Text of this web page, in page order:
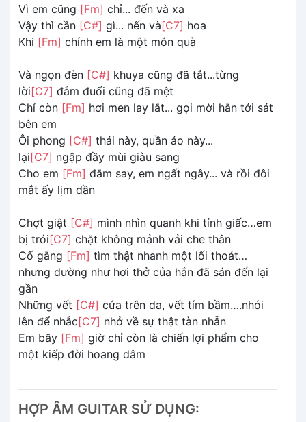
Vì em cũng [Fm] chỉ... đến và xa
Vậy thì cần [C#] gì... nến và[C7] hoa
Khi [Fm] chính em là một món quà
Và ngọn đèn [C#] khuya cũng đã tắt...từng
lời[C7] đắm đuối cũng đã mệt
Chỉ còn [Fm] hơi men lay lắt... gọi mời hắn tới sát
bên em
Ôi phong [C#] thái này, quần áo này...
lại[C7] ngập đầy mùi giàu sang
Cho em [Fm] đắm say, em ngất ngây... và rồi đôi
mắt ấy lịm dần
Chợt giật [C#] mình nhìn quanh khi tỉnh giấc…em
bị trói[C7] chặt không mảnh vải che thân
Cố gắng [Fm] tìm thật nhanh một lối thoát…
nhưng dường như hơi thở của hắn đã sán đến lại
gần
Những vết [C#] cứa trên da, vết tím bầm….nhói
lên để nhắc[C7] nhở về sự thật tàn nhẫn
Em bây [Fm] giờ chỉ còn là chiến lợi phẩm cho
một kiếp đời hoang dâm
HỢP ÂM GUITAR SỬ DỤNG: